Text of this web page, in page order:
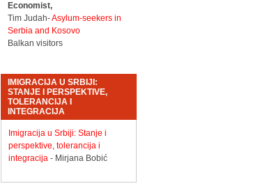
Economist,
Tim Judah-Asylum-seekers in
Serbia and Kosovo
Balkan visitors
IMIGRACIJA U SRBIJI:
STANJE I PERSPEKTIVE,
TOLERANCIJA I
INTEGRACIJA
Imigracija u Srbiji: Stanje i
perspektive, tolerancija i
integracija- Mirjana Bobić